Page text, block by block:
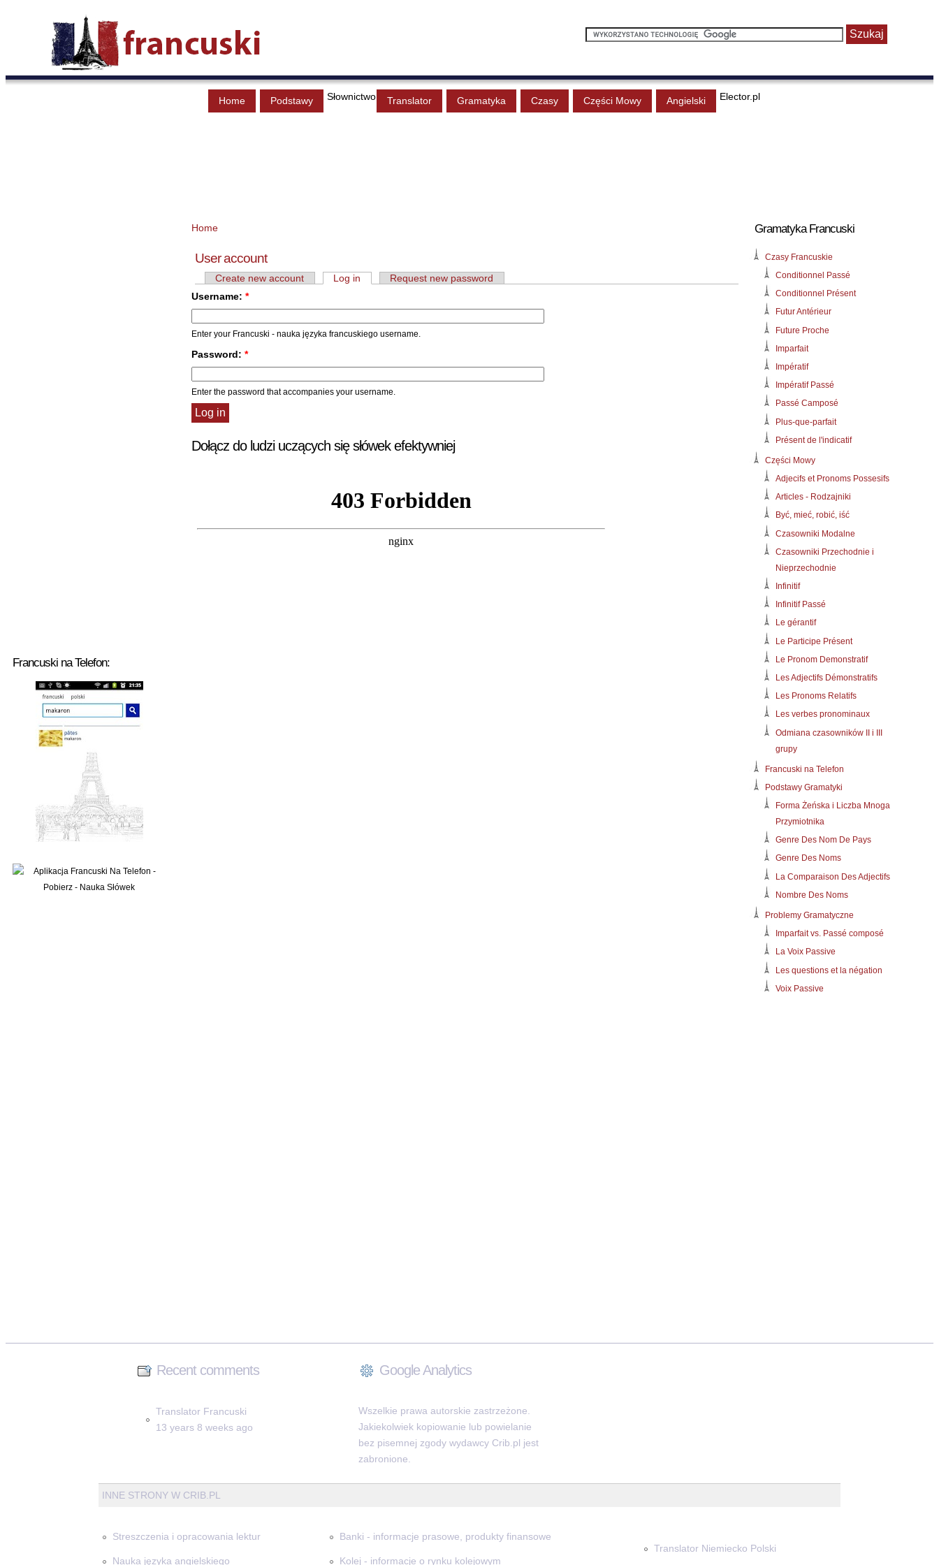
Home Podstawy Słownictwo Translator Gramatyka Czasy Części Mowy Angielski Elector.pl
Gramatyka Francuski
Czasy Francuskie
Conditionnel Passé
Conditionnel Présent
Futur Antérieur
Future Proche
Imparfait
Impératif
Impératif Passé
Passé Camposé
Plus-que-parfait
Présent de l'indicatif
Części Mowy
Adjecifs et Pronoms Possesifs
Articles - Rodzajniki
Być, mieć, robić, iść
Czasowniki Modalne
Czasowniki Przechodnie i
Nieprzechodnie
Infinitif
Infinitif Passé
Le gérantif
Le Participe Présent
Le Pronom Demonstratif
Les Adjectifs Démonstratifs
Les Pronoms Relatifs
Les verbes pronominaux
Odmiana czasowników II i III
grupy
Francuski na Telefon
Podstawy Gramatyki
Forma Żeńska i Liczba Mnoga
Przymiotnika
Genre Des Nom De Pays
Genre Des Noms
La Comparaison Des Adjectifs
Nombre Des Noms
Problemy Gramatyczne
Imparfait vs. Passé composé
La Voix Passive
Les questions et la négation
Voix Passive
Francuski na Telefon:
Home
User account
Create new account Log in
Request new password
Username: *
Enter your Francuski - nauka języka francuskiego username.
Password: *
Enter the password that accompanies your username.
Dołącz do ludzi uczących się słówek efektywniej
Recent comments
Translator Francuski
13 years 8 weeks ago
Google Analytics
Wszelkie prawa autorskie zastrzeżone.
Jakiekolwiek kopiowanie lub powielanie
bez pisemnej zgody wydawcy Crib.pl jest
zabronione.
INNE STRONY W CRIB.PL
Streszczenia i opracowania lektur
Nauka języka angielskiego
Banki - informacje prasowe, produkty finansowe
Kolej - informacje o rynku kolejowym
Translator Niemiecko Polski